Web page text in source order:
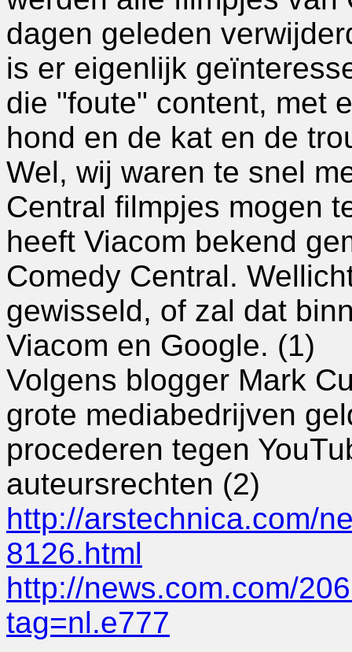
dagen geleden
is er eigenlijk
die "foute" content, met
hond en de kat en de
Wel, wij waren te snel
Central filmpjes mogen
heeft Viacom bekend
Comedy Central.
gewisseld, of zal dat
Viacom en Google. (1)
Volgens blogger Mark
grote mediabedrijven
procederen tegen
auteursrechten (2)
http://arstechnica.com/
8126.html
http://news.com.com/
tag=nl.e777